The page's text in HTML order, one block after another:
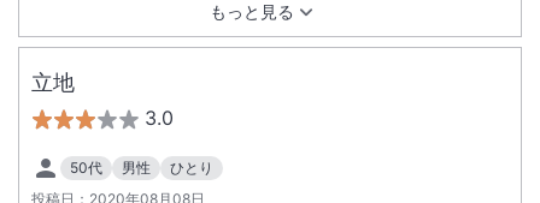
もっと見る
立地
3.0
50代 男性
ひとり
投稿日： 2020年08月08日